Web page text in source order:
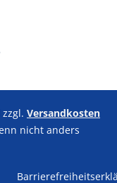
Versandkosten
nicht anders